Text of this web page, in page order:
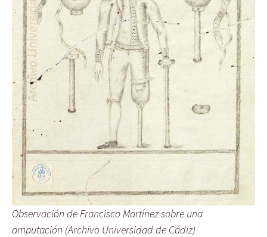
Observación de Francisco Martínez sobre una
amputación (Archivo Universidad de Cádiz)